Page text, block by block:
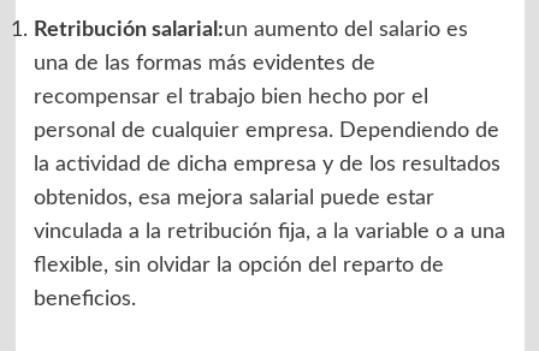
Retribución salarial:un aumento del salario es
una de las formas más evidentes de
recompensar el trabajo bien hecho por el
personal de cualquier empresa. Dependiendo de
la actividad de dicha empresa y de los resultados
obtenidos, esa mejora salarial puede estar
vinculada a la retribución fija, a la variable o a una
flexible, sin olvidar la opción del reparto de
beneficios.